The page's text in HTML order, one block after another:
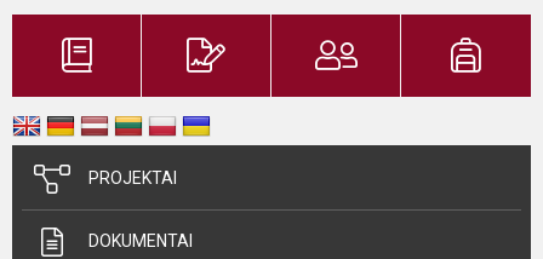
PROJEKTAI
DOKUMENTAI